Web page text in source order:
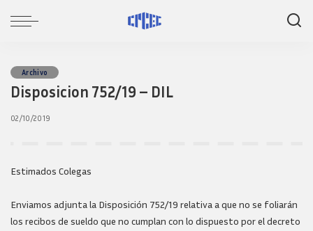
Archivo
Disposicion 752/19 – DIL
02/10/2019
Estimados Colegas
Enviamos adjunta la Disposición 752/19 relativa a que no se foliarán
los recibos de sueldo que no cumplan con lo dispuesto por el decreto